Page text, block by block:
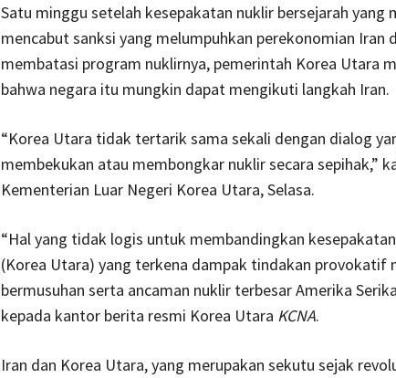
Satu minggu setelah kesepakatan nuklir bersejarah yang
mencabut sanksi yang melumpuhkan perekonomian Iran
membatasi program nuklirnya, pemerintah Korea Utara
bahwa negara itu mungkin dapat mengikuti langkah Iran.
“Korea Utara tidak tertarik sama sekali dengan dialog
membekukan atau membongkar nuklir secara sepihak,”
Kementerian Luar Negeri Korea Utara, Selasa.
“Hal yang tidak logis untuk membandingkan
(Korea Utara) yang terkena dampak tindakan provokatif
bermusuhan serta ancaman nuklir terbesar Amerika
kepada kantor berita resmi Korea Utara KCNA.
Iran dan Korea Utara, yang merupakan sekutu sejak